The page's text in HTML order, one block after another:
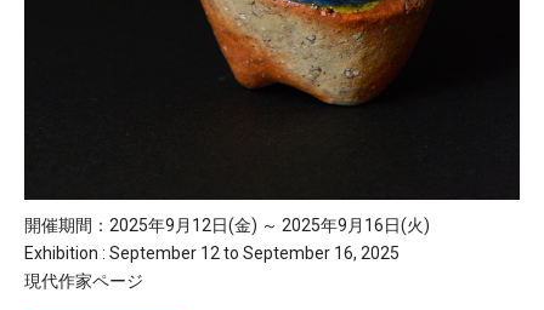
開催期間：2025年9月12日(金) ～ 2025年9月16日(火)
Exhibition : September 12 to September 16, 2025
現代作家ページ